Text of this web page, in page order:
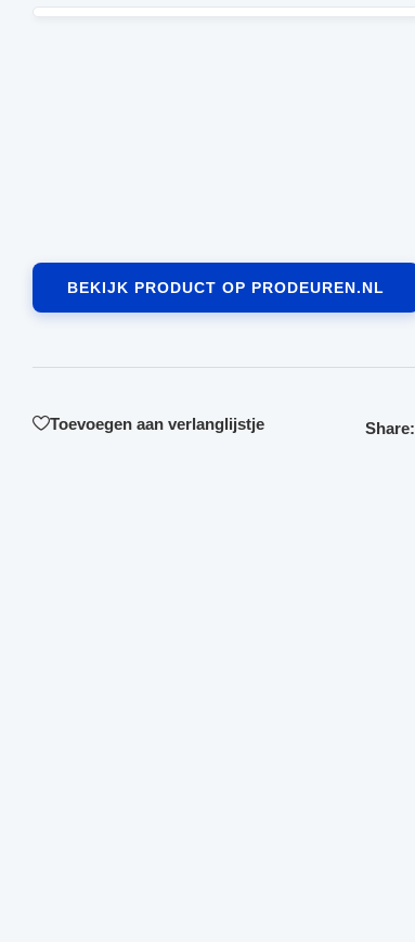
BEKIJK PRODUCT OP PRODEUREN.NL
Toevoegen aan verlanglijstje Share: